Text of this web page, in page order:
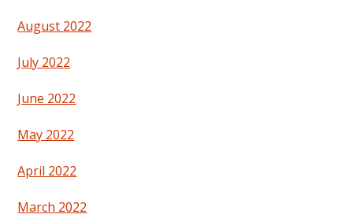
August 2022
July 2022
June 2022
May 2022
April 2022
March 2022